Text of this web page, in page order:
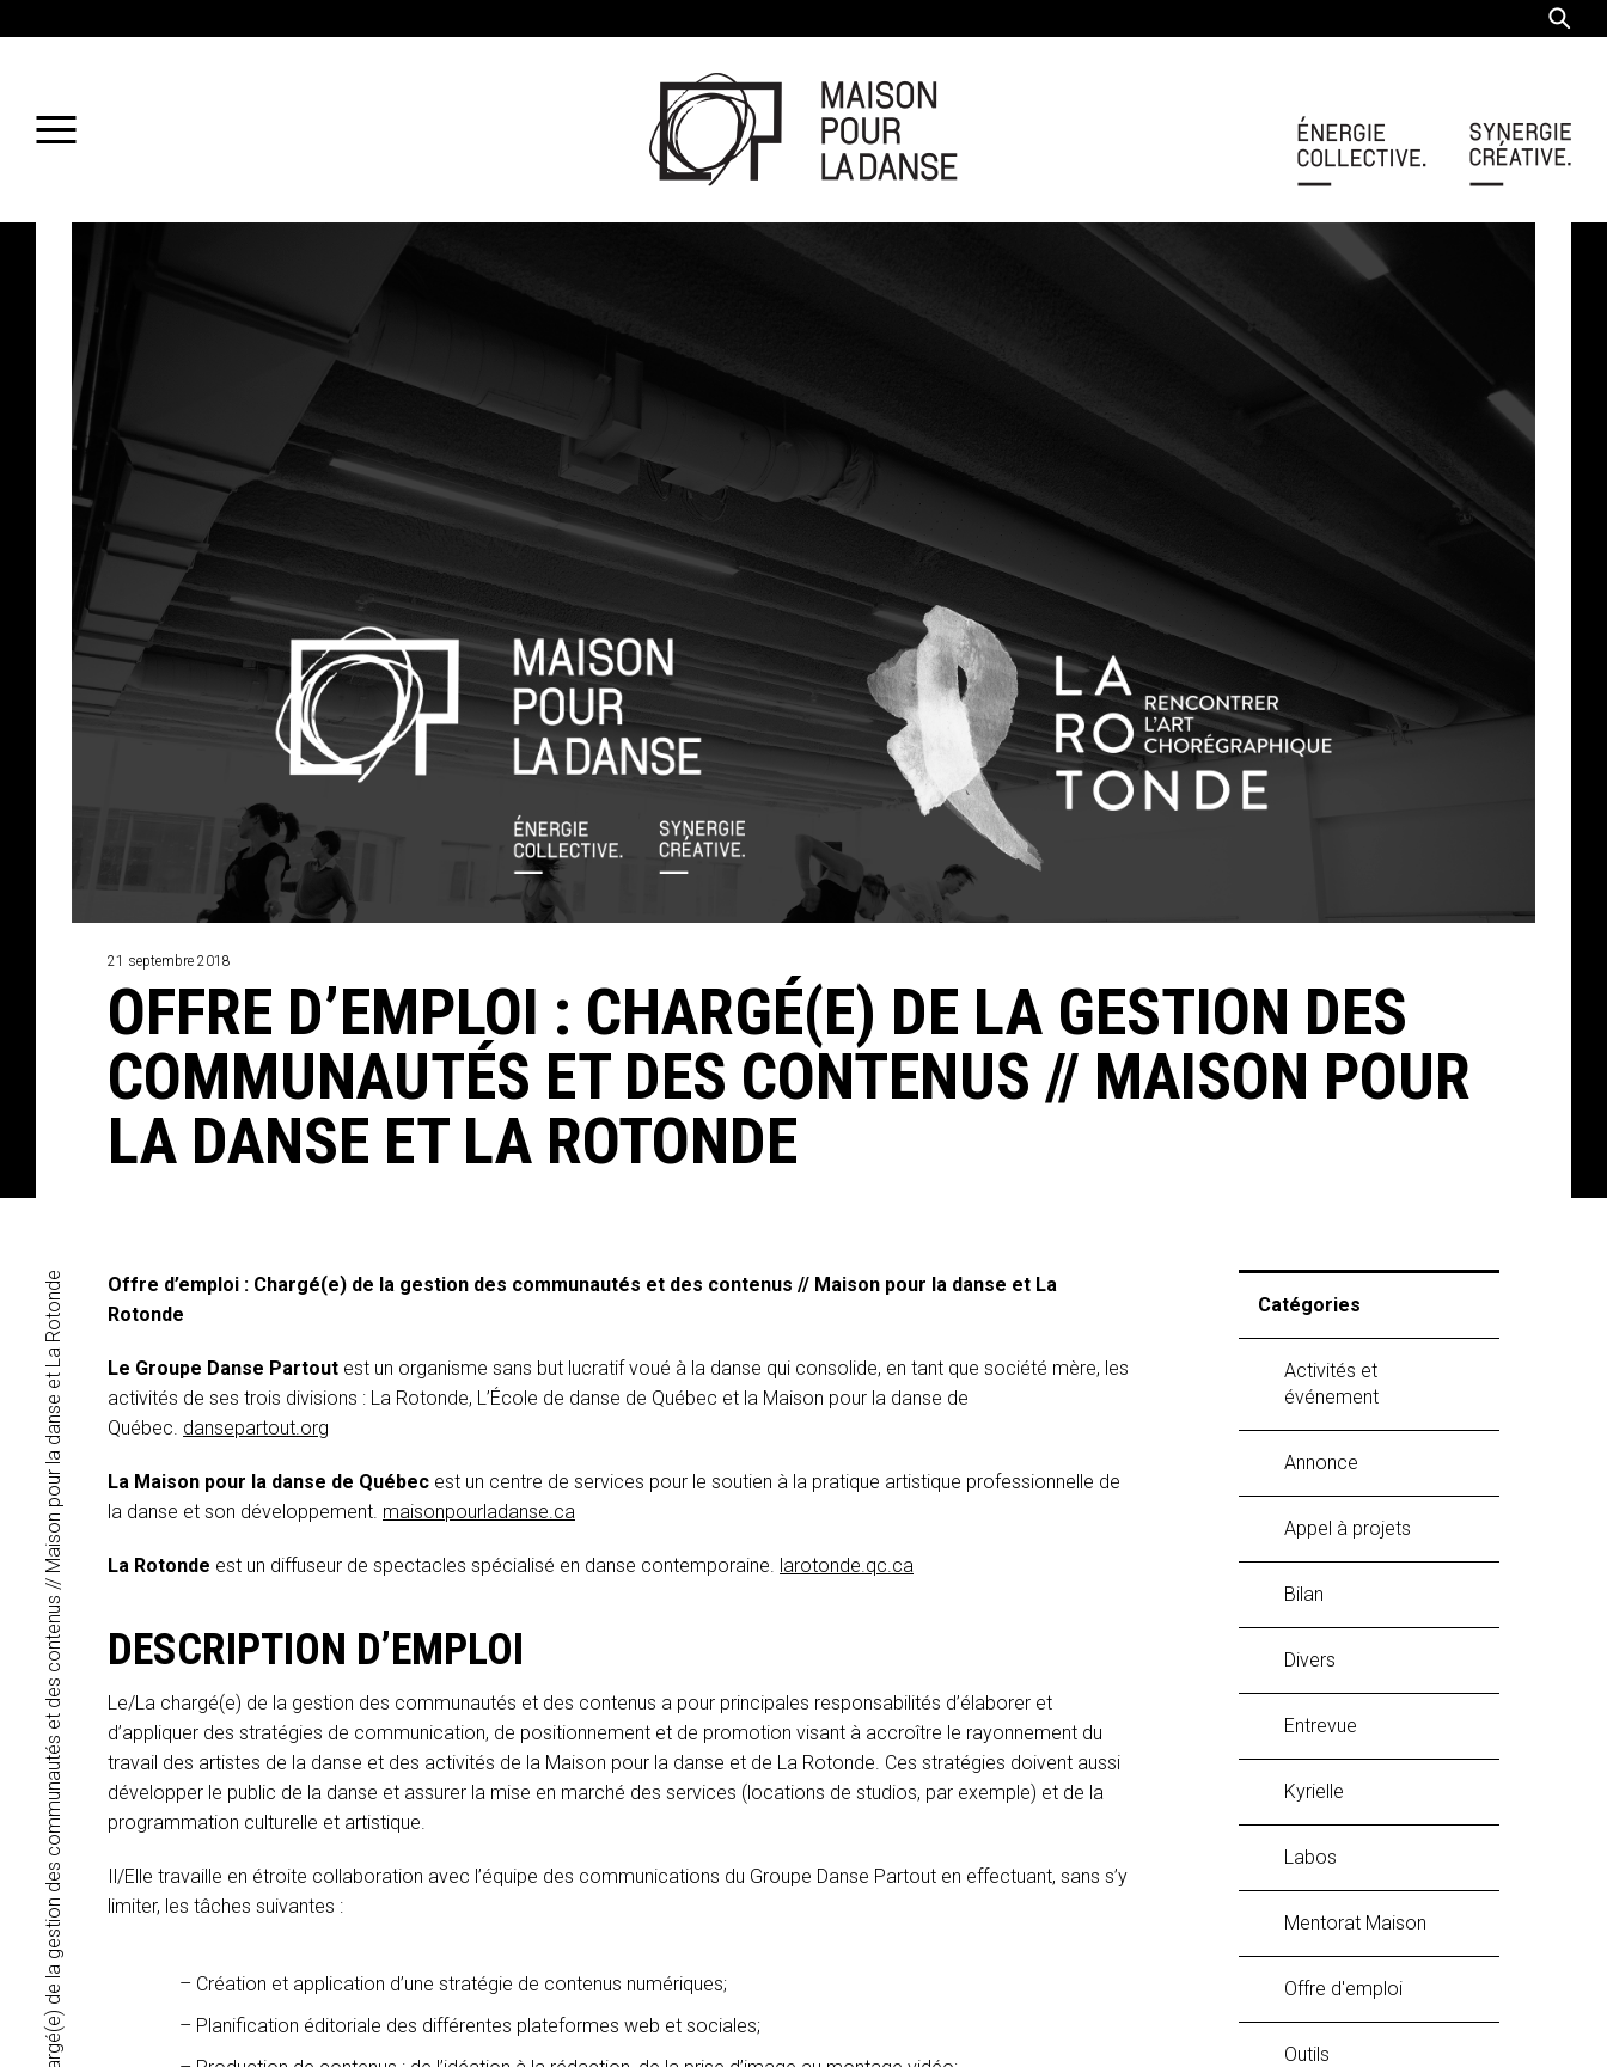
21 septembre 2018
OFFRE D’EMPLOI : CHARGÉ(E) DE LA GESTION DES
COMMUNAUTÉS ET DES CONTENUS // MAISON POUR
LA DANSE ET LA ROTONDE
Offre d’emploi : Chargé(e) de la gestion des communautés et des contenus // Maison pour la danse et La Rotonde
Offre d’emploi : Chargé(e) de la gestion des communautés et des contenus // Maison pour la danse et La
Rotonde
Le Groupe Danse Partout est un organisme sans but lucratif voué à la danse qui consolide, en tant que société mère, les
activités de ses trois divisions : La Rotonde, L’École de danse de Québec et la Maison pour la danse de
Québec. dansepartout.org
La Maison pour la danse de Québec est un centre de services pour le soutien à la pratique artistique professionnelle de
la danse et son développement. maisonpourladanse.ca
La Rotonde est un diffuseur de spectacles spécialisé en danse contemporaine. larotonde.qc.ca
DESCRIPTION D’EMPLOI
Le/La chargé(e) de la gestion des communautés et des contenus a pour principales responsabilités d’élaborer et
d’appliquer des stratégies de communication, de positionnement et de promotion visant à accroître le rayonnement du
travail des artistes de la danse et des activités de la Maison pour la danse et de La Rotonde. Ces stratégies doivent aussi
développer le public de la danse et assurer la mise en marché des services (locations de studios, par exemple) et de la
programmation culturelle et artistique.
Il/Elle travaille en étroite collaboration avec l’équipe des communications du Groupe Danse Partout en effectuant, sans s’y
limiter, les tâches suivantes :
Création et application d’une stratégie de contenus numériques;
Planification éditoriale des différentes plateformes web et sociales;
Catégories
Activités et
événement
Annonce
Appel à projets
Bilan
Divers
Entrevue
Kyrielle
labos
Mentorat Maison
Offre d'emploi
Outils